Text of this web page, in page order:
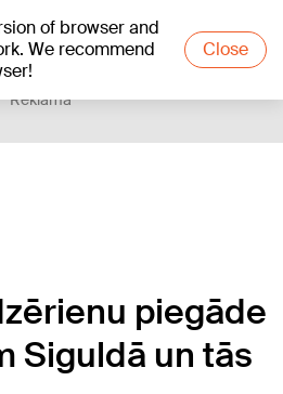
of browser and
We recommend
Close
Reklāma
piegāde
Siguldā un tās